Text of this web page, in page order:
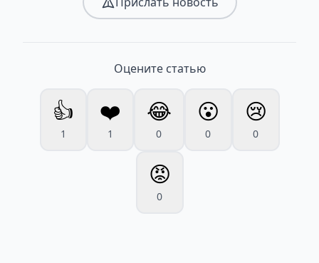
Оцените статью
👍
1
❤️
1
😂
0
😮
0
😢
0
😡
0